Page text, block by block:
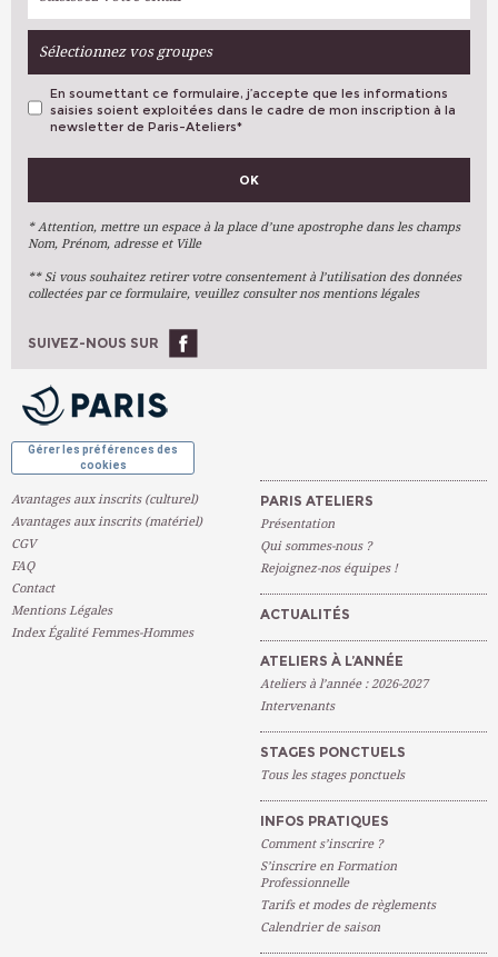
Sélectionnez vos groupes
VOS PRÉFÉRENCES
Arts Plastiques
Arts Du Texte
Arts Numériques
Ateliers À L'année
En soumettant ce formulaire, j’accepte que les informations
saisies soient exploitées dans le cadre de mon inscription à la
newsletter de Paris-Ateliers*
OK
* Attention, mettre un espace à la place d’une apostrophe dans les champs
Nom, Prénom, adresse et Ville
** Si vous souhaitez retirer votre consentement à l’utilisation des données
collectées par ce formulaire, veuillez consulter nos mentions légales
SUIVEZ-NOUS SUR
Gérer les préférences des
cookies
Avantages aux inscrits (culturel)
Avantages aux inscrits (matériel)
CGV
FAQ
Contact
Mentions Légales
Index Égalité Femmes-Hommes
PARIS ATELIERS
Présentation
Qui sommes-nous ?
Rejoignez-nos équipes !
ACTUALITÉS
ATELIERS À L’ANNÉE
Ateliers à l’année : 2026-2027
Intervenants
STAGES PONCTUELS
Tous les stages ponctuels
INFOS PRATIQUES
Comment s’inscrire ?
S’inscrire en Formation
Professionnelle
Tarifs et modes de règlements
Calendrier de saison